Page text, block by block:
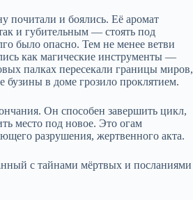
почитали и боялись. Её аромат
и губительным — стоять под
было опасно. Тем не менее ветви
как магические инструменты —
палках пересекали границы миров,
бузины в доме грозило проклятием.
Он способен завершить цикл,
место под новое. Это огам
разрушения, жертвенного акта.
с тайнами мёртвых и посланиями